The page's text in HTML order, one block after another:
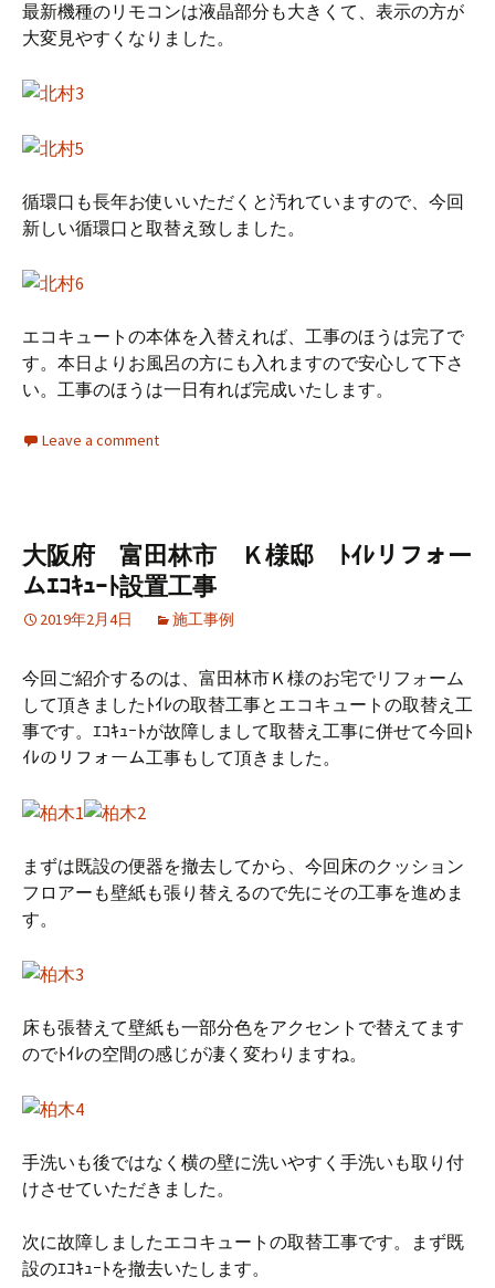
最新機種のリモコンは液晶部分も大きくて、表示の方が
大変見やすくなりました。
循環口も長年お使いいただくと汚れていますので、今回
新しい循環口と取替え致しました。
エコキュートの本体を入替えれば、工事のほうは完了で
す。本日よりお風呂の方にも入れますので安心して下さ
い。工事のほうは一日有れば完成いたします。
Leave a comment
大阪府 富田林市 Ｋ様邸 ﾄｲﾚリフォー
ムｴｺｷｭｰﾄ設置工事
2019年2月4日 施工事例
今回ご紹介するのは、富田林市Ｋ様のお宅でリフォーム
して頂きましたﾄｲﾚの取替工事とエコキュートの取替え工
事です。ｴｺｷｭｰﾄが故障しまして取替え工事に併せて今回ﾄ
ｲﾚのリフォーム工事もして頂きました。
まずは既設の便器を撤去してから、今回床のクッション
フロアーも壁紙も張り替えるので先にその工事を進めま
す。
床も張替えて壁紙も一部分色をアクセントで替えてます
のでﾄｲﾚの空間の感じが凄く変わりますね。
手洗いも後ではなく横の壁に洗いやすく手洗いも取り付
けさせていただきました。
次に故障しましたエコキュートの取替工事です。まず既
設のｴｺｷｭｰﾄを撤去いたします。